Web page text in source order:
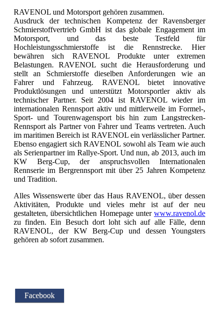
RAVENOL und Motorsport gehören zusammen.
Ausdruck der technischen Kompetenz der Ravensberger
Schmierstoffvertrieb GmbH ist das globale Engagement im
Motorsport, und das beste Testfeld für
Hochleistungsschmierstoffe ist die Rennstrecke. Hier
bewähren sich RAVENOL Produkte unter extremen
Belastungen. RAVENOL sucht die Herausforderung und
stellt an Schmierstoffe dieselben Anforderungen wie an
Fahrer und Fahrzeug. RAVENOL bietet innovative
Produktlösungen und unterstützt Motorsportler aktiv als
technischer Partner. Seit 2004 ist RAVENOL wieder im
internationalen Rennsport aktiv und mittlerweile im Formel-,
Sport- und Tourenwagensport bis hin zum Langstrecken-
Rennsport als Partner von Fahrer und Teams vertreten. Auch
im maritimen Bereich ist RAVENOL ein verlässlicher Partner.
Ebenso engagiert sich RAVENOL sowohl als Team wie auch
als Serienpartner im Rallye-Sport. Und nun, ab 2013, auch im
KW Berg-Cup, der anspruchsvollen Internationalen
Rennserie im Bergrennsport mit über 25 Jahren Kompetenz
und Tradition.
Alles Wissenswerte über das Haus RAVENOL, über dessen
Aktivitäten, Produkte und vieles mehr ist auf der neu
gestalteten, übersichtlichen Homepage unter www.ravenol.de
zu finden. Ein Besuch dort loht sich auf alle Fälle, denn
RAVENOL, der KW Berg-Cup und dessen Youngsters
gehören ab sofort zusammen.
Facebook